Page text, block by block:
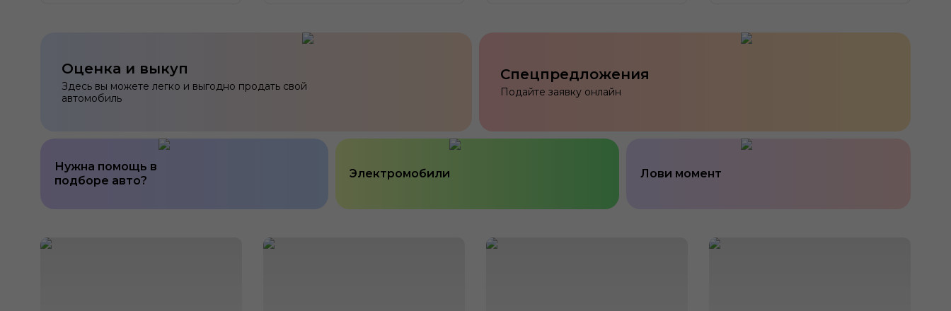
Оценка и выкуп
Здесь вы можете легко и выгодно продать свой
автомобиль
Спецпредложения
Подайте заявку онлайн
Нужна помощь в
подборе авто?
Электромобили Лови момент